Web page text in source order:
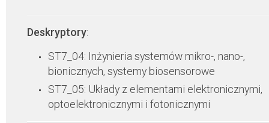
Deskryptory:
ST7_04: Inżynieria systemów mikro-, nano-,
bionicznych, systemy biosensorowe
ST7_05: Układy z elementami elektronicznymi,
optoelektronicznymi i fotonicznymi